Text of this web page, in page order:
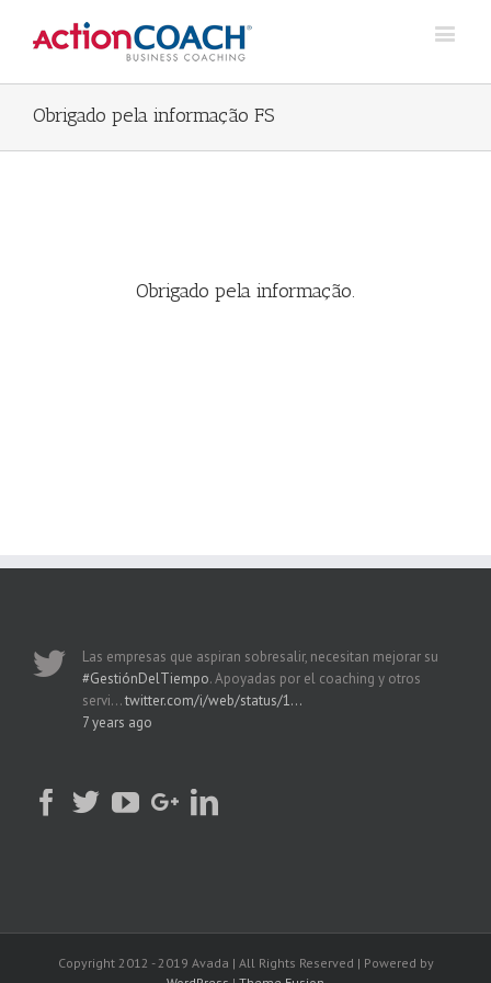
Obrigado pela informação FS
Obrigado pela informação.
Las empresas que aspiran sobresalir, necesitan mejorar su
#GestiónDelTiempo. Apoyadas por el coaching y otros
servi…twitter.com/i/web/status/1…
7 years ago
Copyright 2012 - 2019 Avada | All Rights Reserved | Powered by